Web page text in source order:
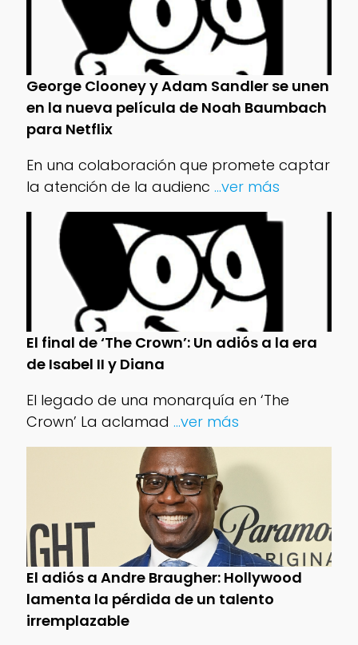
George Clooney y Adam Sandler se unen
en la nueva película de Noah Baumbach
para Netflix
En una colaboración que promete captar
la atención de la audienc ...ver más
El final de ‘The Crown’: Un adiós a la era
de Isabel II y Diana
El legado de una monarquía en ‘The
Crown’ La aclamad ...ver más
El adiós a Andre Braugher: Hollywood
lamenta la pérdida de un talento
irremplazable